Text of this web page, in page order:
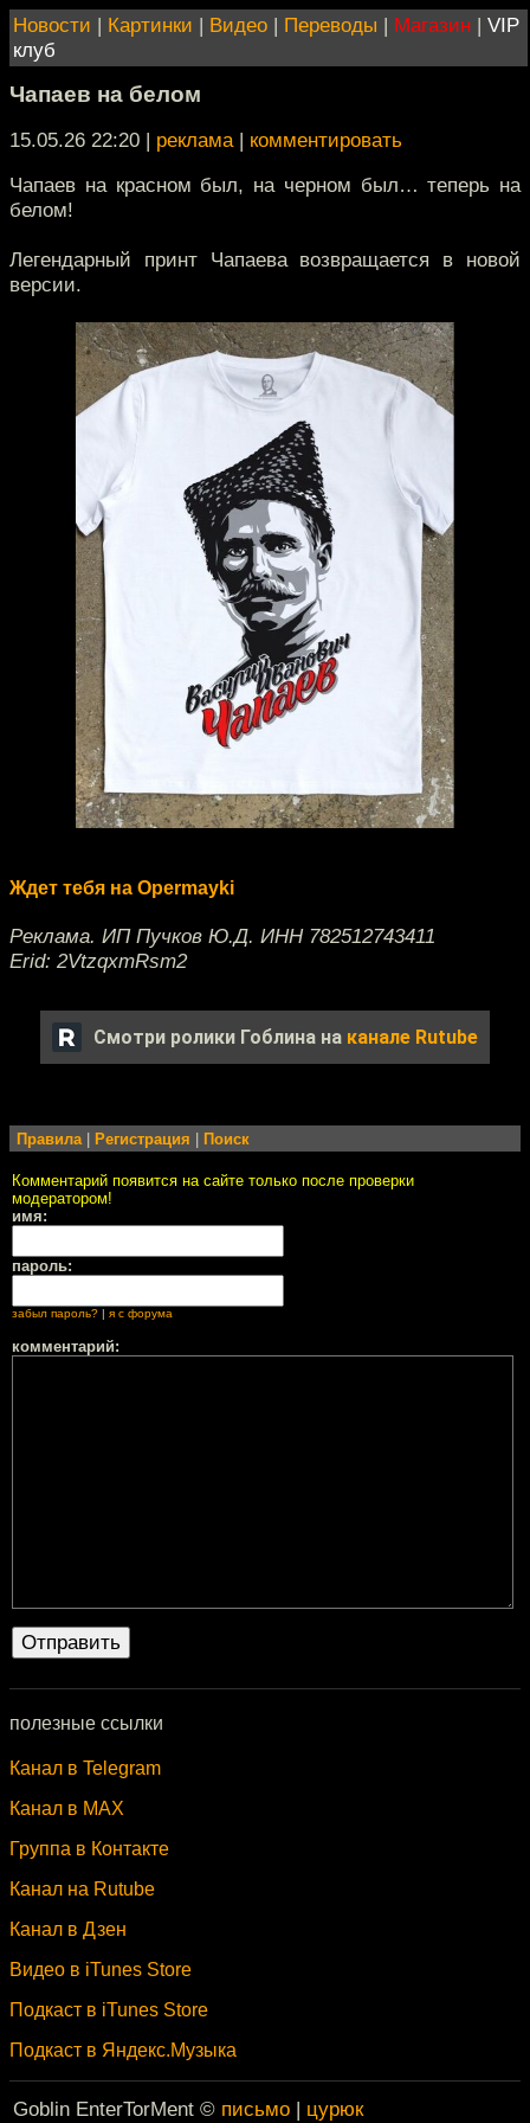
Новости | Картинки | Видео | Переводы | Магазин | VIP
клуб
Чапаев на белом
15.05.26 22:20 | реклама| комментировать
Чапаев на красном был, на черном был… теперь на
белом!
Легендарный принт Чапаева возвращается в новой
версии.
Ждет тебя на Opermayki
Реклама. ИП Пучков Ю.Д. ИНН 782512743411
Erid: 2VtzqxmRsm2
Смотри ролики Гоблина на канале Rutube
Правила| Регистрация Поиск
Комментарий появится на сайте только после проверки
модератором!
имя:
пароль:
забыл пароль? я с форума
комментарий:
полезные ссылки
Канал в Telegram
Канал в MAX
Группа в Контакте
Канал на Rutube
Канал в Дзен
Видео в iTunes Store
Подкаст в iTunes Store
Подкаст в Яндекс.Музыка
Goblin EnterTorMent © письмо | цурюк